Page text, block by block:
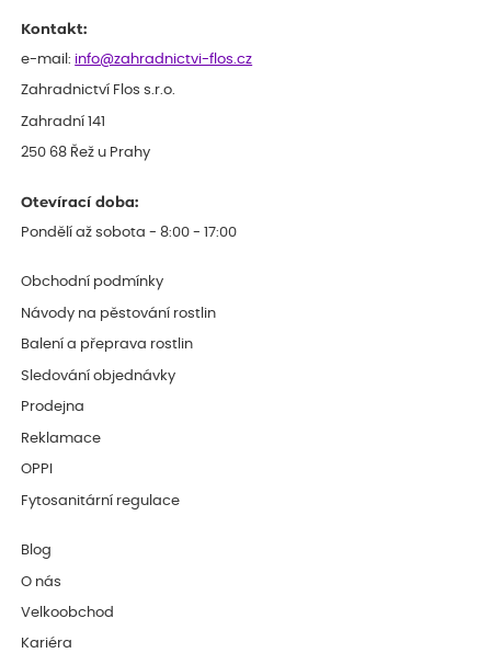
Kontakt:
e-mail: info@zahradnictvi-flos.cz
Zahradnictví Flos s.r.o.
Zahradní 141
250 68 Řež u Prahy
Otevírací doba:
Pondělí až sobota - 8:00 - 17:00
Obchodní podmínky
Návody na pěstování rostlin
Balení a přeprava rostlin
Sledování objednávky
Prodejna
Reklamace
OPPI
Fytosanitární regulace
Blog
O nás
Velkoobchod
Kariéra